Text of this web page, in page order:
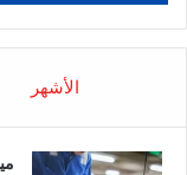
الأشهر